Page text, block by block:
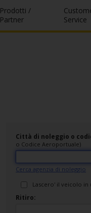
Prodotti /
Partner
Service
Città di noleggio o
o Codice Aeroportuale)
Cerca agenzia di noleggio
Lascero' il veicolo in
Ritiro: